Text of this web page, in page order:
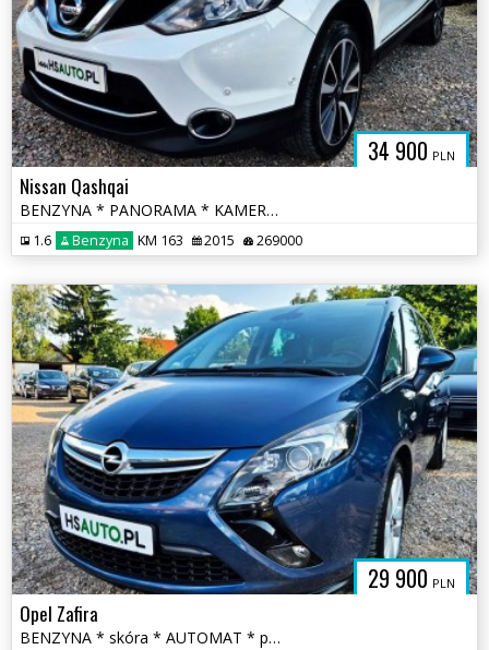
34 900 PLN
Nissan Qashqai
BENZYNA * PANORAMA * KAMERY 360 * super * okazja * polecamy
1.6 Benzyna KM 163 2015 269000
29 900 PLN
Opel Zafira
BENZYNA * skóra * AUTOMAT * panorama * super * okazja * 170KM